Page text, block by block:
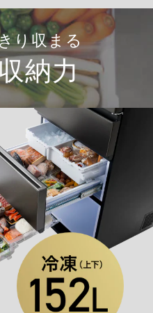
り収まる
納力